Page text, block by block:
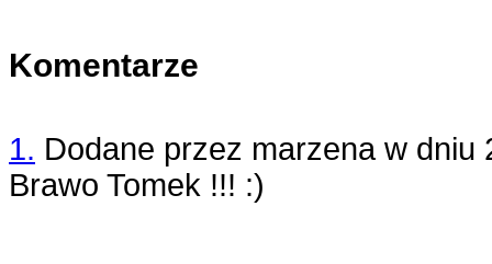
Komentarze
1. Dodane przez marzenaw dniu
Brawo Tomek !!! :)